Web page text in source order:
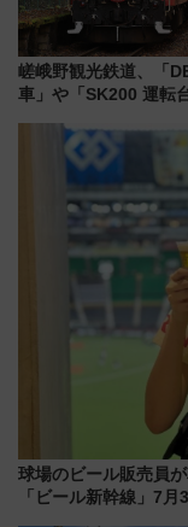
嵯峨野観光鉄道、「
車」や「SK200 運転
トの一環で激レア体
うかも 参加方法やス
をご紹介
球場のビール販売員
「ビール新幹線」7